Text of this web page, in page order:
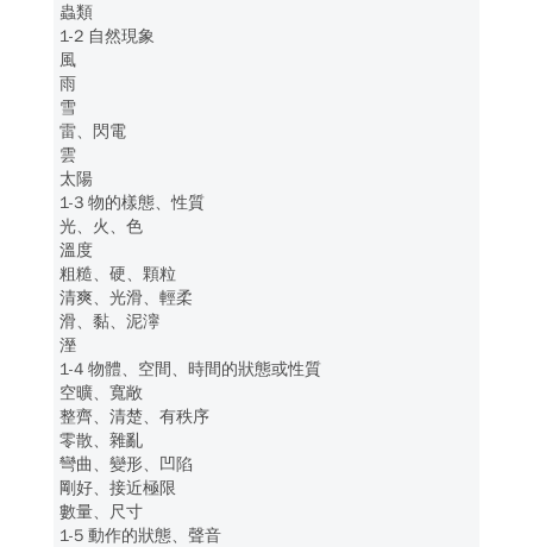
蟲類
1-2 自然現象
風
雨
雪
雷、閃電
雲
太陽
1-3 物的樣態、性質
光、火、色
溫度
粗糙、硬、顆粒
清爽、光滑、輕柔
滑、黏、泥濘
溼
1-4 物體、空間、時間的狀態或性質
空曠、寬敞
整齊、清楚、有秩序
零散、雜亂
彎曲、變形、凹陷
剛好、接近極限
數量、尺寸
1-5 動作的狀態、聲音